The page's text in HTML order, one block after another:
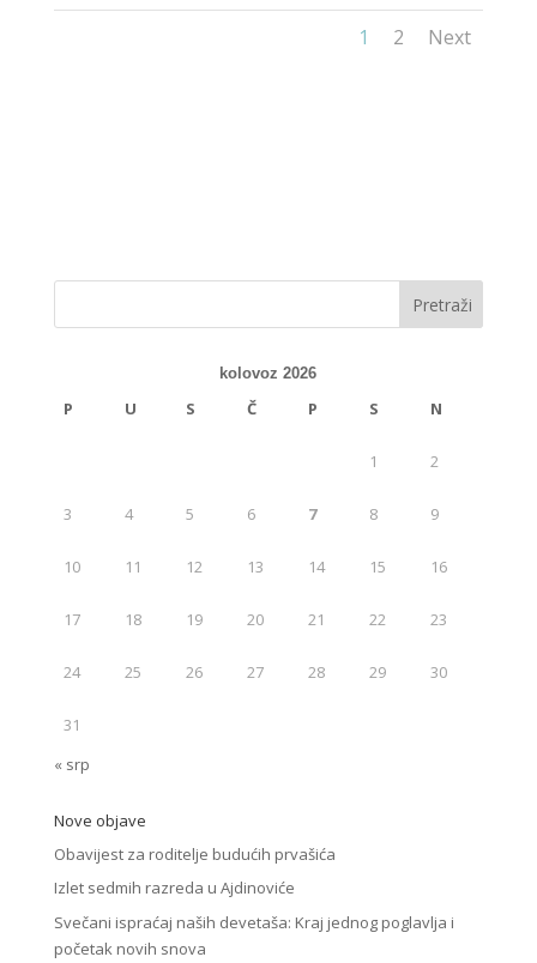
1 2 Next
kolovoz 2026
P U S Č P S N
1 2
3 4 5 6 7 8 9
10 11 12 13 14 15 16
17 18 19 20 21 22 23
24 25 26 27 28 29 30
31
« srp
Nove objave
Obavijest za roditelje budućih prvašića
Izlet sedmih razreda u Ajdinoviće
Svečani ispraćaj naših devetaša: Kraj jednog poglavlja i
početak novih snova